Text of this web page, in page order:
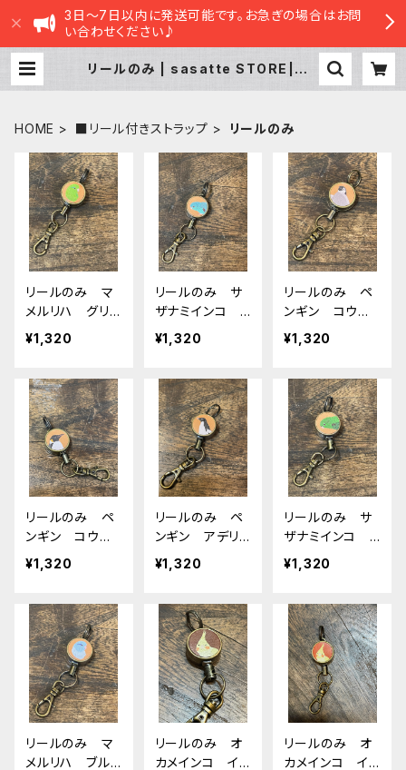
3日～7日以内に発送可能です。お急ぎの場合はお問
い合わせください♪
リールのみ | sasatte STORE|ささ
HOME ■リール付きストラップ リールのみ
リールのみ マ
メルリハ グリ
ーン beige
ベージュ
¥1,320
リールのみ サ
ザナミインコ
ブルー beige
ベージュ さ
¥1,320
リールのみ ペ
ンギン コウテ
イペンギン ヒ
ナ beige ベ
ンギン 雛 エ
ンペラー
¥1,320
リールのみ ペ
ンギン コウテ
イペンギン bei
ge ベージュ
エンペラー
¥1,320
リールのみ ペ
ンギン アデリ
ー beige ベ
ージュ アデリ
¥1,320
リールのみ サ
ザナミインコ ノ
ーマル beige
ベージュ さ
¥1,320
リールのみ マ
メルリハ ブル
リールのみ オ
カメインコ イ
リールのみ オ
カメインコ イ